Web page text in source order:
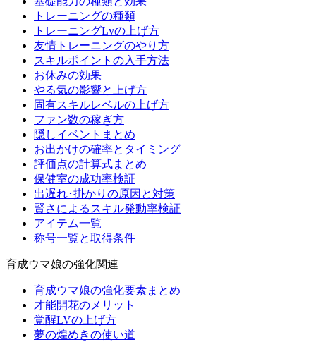
トレーニングの種類
トレーニングLvの上げ方
友情トレーニングのやり方
スキルポイントの入手方法
お休みの効果
やる気の影響と上げ方
固有スキルレベルの上げ方
ファン数の稼ぎ方
隠しイベントまとめ
お出かけの確率とタイミング
評価点の計算式まとめ
保健室の成功率検証
出遅れ･掛かりの原因と対策
賢さによるスキル発動率検証
アイテム一覧
称号一覧と取得条件
育成ウマ娘の強化関連
育成ウマ娘の強化要素まとめ
才能開花のメリット
覚醒LVの上げ方
夢の煌めきの使い道